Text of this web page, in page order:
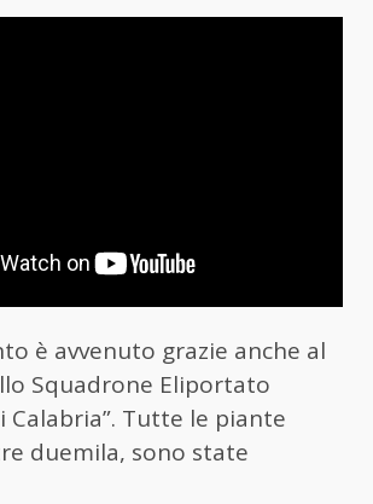
è avvenuto grazie anche al
Squadrone Eliportato
Calabria”. Tutte le piante
duemila, sono state